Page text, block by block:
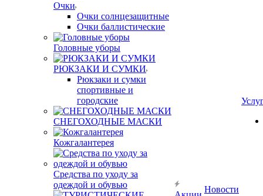
Очки
Очки солнцезащитные
Очки баллистические
Головные уборы
РЮКЗАКИ И СУМКИ
Рюкзаки и сумки
спортивные и
городские
СНЕГОХОДНЫЕ МАСКИ
Кожгалантерея
Средства по уходу за
одеждой и обувью
Новости